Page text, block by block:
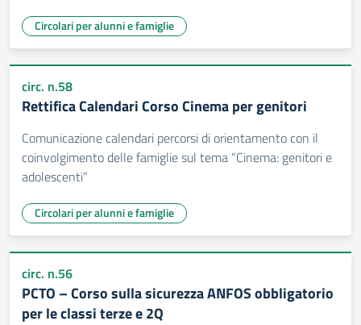
Circolari per alunni e famiglie
circ. n.58
Rettifica Calendari Corso Cinema per genitori
Comunicazione calendari percorsi di orientamento con il
coinvolgimento delle famiglie sul tema “Cinema: genitori e
adolescenti”
Circolari per alunni e famiglie
circ. n.56
PCTO – Corso sulla sicurezza ANFOS obbligatorio
per le classi terze e 2Q